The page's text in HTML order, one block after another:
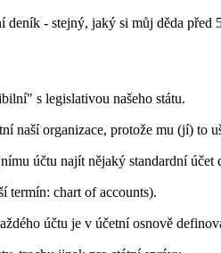
- stejný, jaký si můj děda před
s legislativou našeho státu.
naší organizace, protože mu (jí) to
účtu najít nějaký standardní účet
termín: chart of accounts).
účtu je v účetní osnově